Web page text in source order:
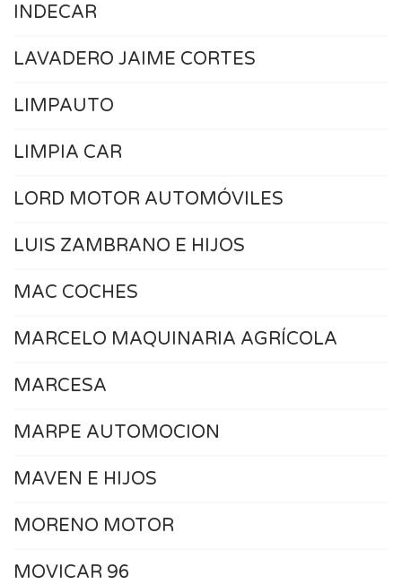
INDECAR
LAVADERO JAIME CORTES
LIMPAUTO
LIMPIA CAR
LORD MOTOR AUTOMÓVILES
LUIS ZAMBRANO E HIJOS
MAC COCHES
MARCELO MAQUINARIA AGRÍCOLA
MARCESA
MARPE AUTOMOCION
MAVEN E HIJOS
MORENO MOTOR
MOVICAR 96